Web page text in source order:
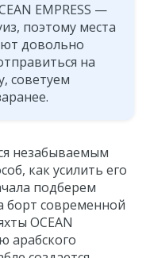
EMPRESS —
поэтому места
довольно
на
советуем
незабываемым
как усилить его
подберем
борт современной
OCEAN
арабского